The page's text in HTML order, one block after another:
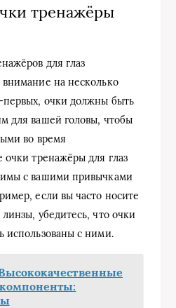
тренажёры
для глаз
на несколько
очки должны быть
для вашей головы, чтобы
во время
очки тренажёры для глаз
с вашими привычками
если вы часто носите
убедитесь, что очки
использованы с ними.